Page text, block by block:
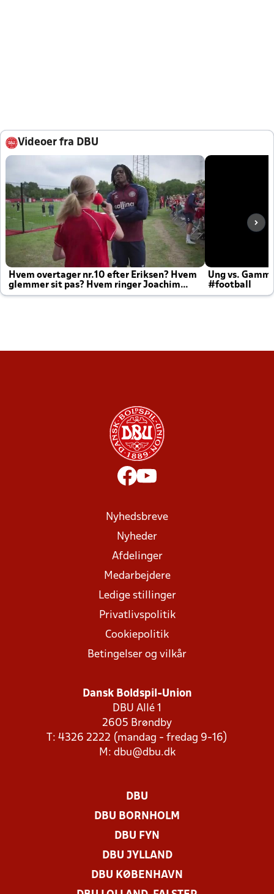
Videoer fra DBU
Hvem overtager nr.10 efter Eriksen? Hvem
glemmer sit pas? Hvem ringer Joachim
altid til efter kampe?
Ung vs.
#football
Nyhedsbreve
Nyheder
Afdelinger
Medarbejdere
Ledige stillinger
Privatlivspolitik
Cookiepolitik
Betingelser og vilkår
Dansk Boldspil-Union
DBU Allé 1
2605 Brøndby
T: 4326 2222 (mandag - fredag 9-16)
M: dbu@dbu.dk
DBU
DBU BORNHOLM
DBU FYN
DBU JYLLAND
DBU KØBENHAVN